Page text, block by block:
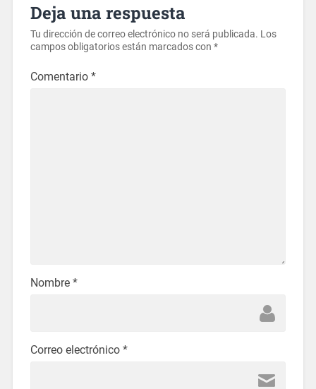
Deja una respuesta
Tu dirección de correo electrónico no será publicada. Los
campos obligatorios están marcados con *
Comentario *
Nombre *
Correo electrónico *